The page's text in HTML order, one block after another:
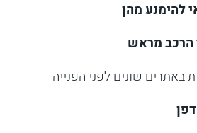
להימנע מהן
הרכב מראש
באתרים שונים לפני הפנייה